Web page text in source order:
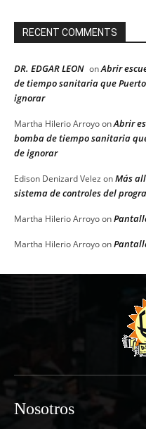
RECENT COMMENTS
DR. EDGAR LEON onAbrir
de tiempo sanitaria que
ignorar
Martha Hilerio ArroyoonAbrir
bomba de tiempo sanitaria
de ignorar
Edison Denizard Velez onMás
sistema de controles del
Martha Hilerio Arroyoon
Martha Hilerio Arroyoon
Nosotros